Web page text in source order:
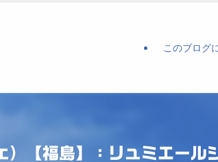
このブログ
福島】：リュミエールシ